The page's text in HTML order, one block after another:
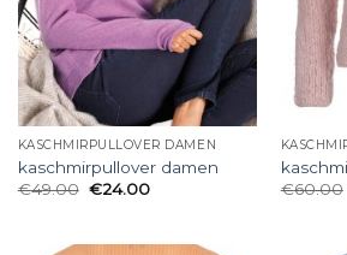
KASCHMIRPULLOVER DAMEN
kaschmirpullover damen
€49.00 €24.00
€60.00